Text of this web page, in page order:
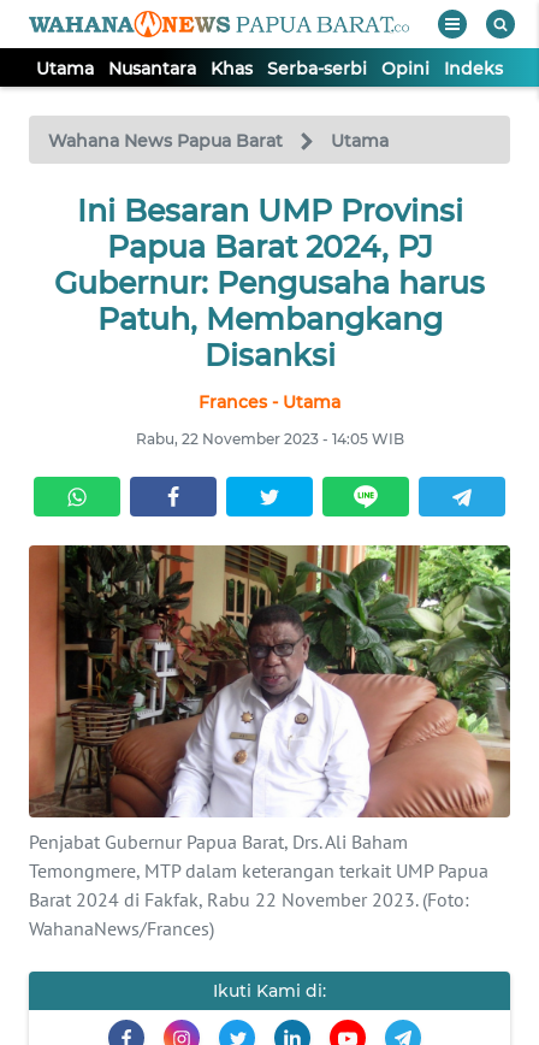
Utama Nusantara Khas Serba-serbi Opini Indeks
Wahana News Papua Barat Utama
Ini Besaran UMP Provinsi
Papua Barat 2024, PJ
Gubernur: Pengusaha harus
Patuh, Membangkang
Disanksi
Frances - Utama
Rabu, 22 November 2023 - 14:05 WIB
Penjabat Gubernur Papua Barat, Drs. Ali Baham
Temongmere, MTP dalam keterangan terkait UMP Papua
Barat 2024 di Fakfak, Rabu 22 November 2023. (Foto:
WahanaNews/Frances)
Ikuti Kami di:
TV
Tutup
UTAMA
NUSANTARA
OPINI
Informasi
INDEKS
BERITA
KONTAK
KAMI
INFO
IKLAN
TENTANG
KAMI
PEDOMAN